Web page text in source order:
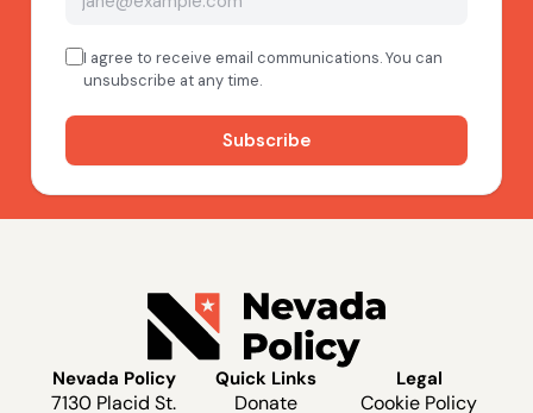
Nevada Policy
7130 Placid St.
Quick Links
Donate
Legal
Cookie Policy